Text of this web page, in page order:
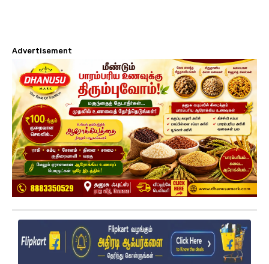
Advertisement